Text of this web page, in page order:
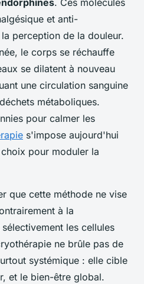
. Ces molécules
et anti-
perception de la douleur.
le corps se réchauffe
se dilatent à nouveau
une circulation sanguine
métaboliques.
pour calmer les
s'impose aujourd'hui
pour moduler la
que cette méthode ne vise
à la
les cellules
ne brûle pas de
systémique : elle cible
et le bien-être global.